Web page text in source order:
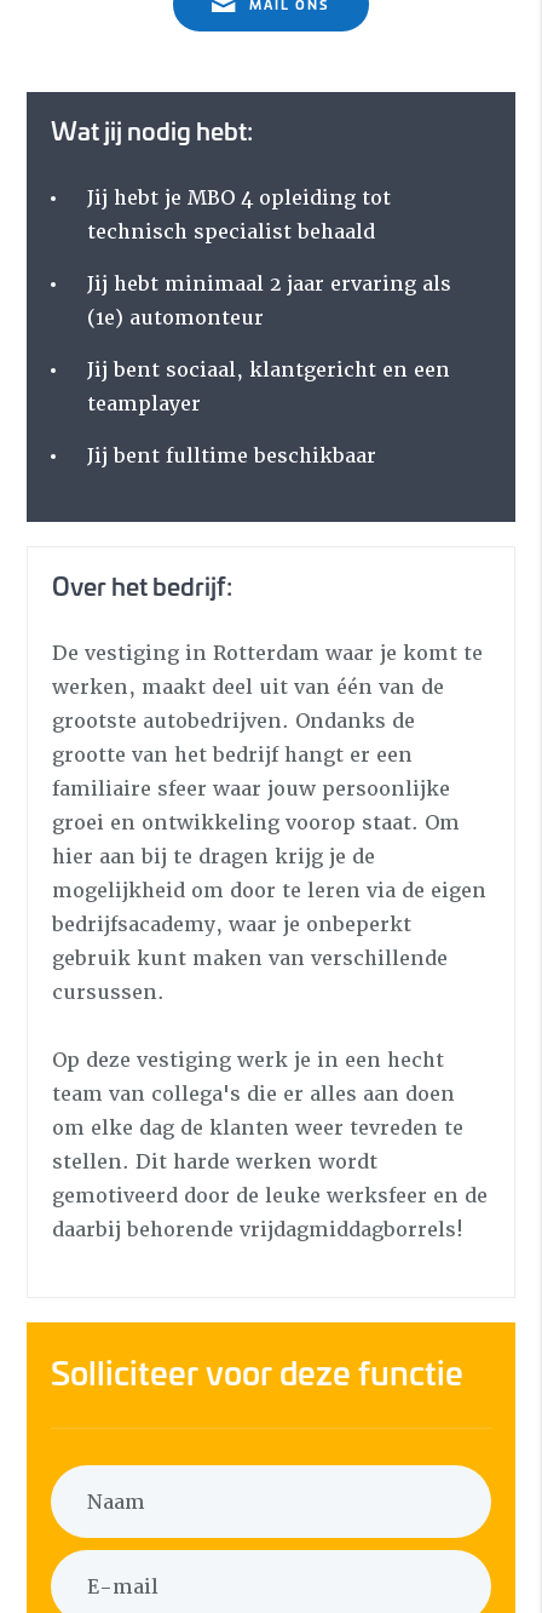
Solliciteer voor deze functie
Wat jij nodig hebt:
Jij hebt je MBO 4 opleiding tot
technisch specialist behaald
Jij hebt minimaal 2 jaar ervaring als
(1e) automonteur
Jij bent sociaal, klantgericht en een
teamplayer
Jij bent fulltime beschikbaar
Over het bedrijf:
De vestiging in Rotterdam waar je komt te
werken, maakt deel uit van één van de
grootste autobedrijven. Ondanks de
grootte van het bedrijf hangt er een
familiaire sfeer waar jouw persoonlijke
groei en ontwikkeling voorop staat. Om
hier aan bij te dragen krijg je de
mogelijkheid om door te leren via de eigen
bedrijfsacademy, waar je onbeperkt
gebruik kunt maken van verschillende
cursussen.
Op deze vestiging werk je in een hecht
team van collega's die er alles aan doen
om elke dag de klanten weer tevreden te
stellen. Dit harde werken wordt
gemotiveerd door de leuke werksfeer en de
daarbij behorende vrijdagmiddagborrels!